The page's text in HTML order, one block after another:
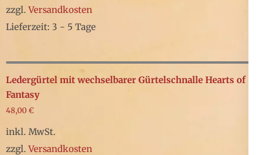
Die
Optionen
der
Produktseite
gewählt
werden
zzgl.Versandkosten
Lieferzeit: 3 - 5 Tage
Produkt
weist
mehrere
Varianten
auf.
Die
Ledergürtel mit wechselbarer Gürtelschnalle Hearts of
Fantasy
48,00€
inkl. MwSt.
zzgl.Versandkosten